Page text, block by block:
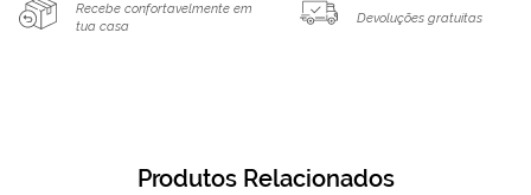
Recebe confortavelmente em
tua casa
Devoluções gratuitas
Produtos Relacionados